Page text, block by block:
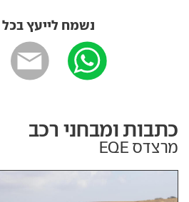
נשמח לייעץ
כתבות ומבחני רכב
מרצדס EQE